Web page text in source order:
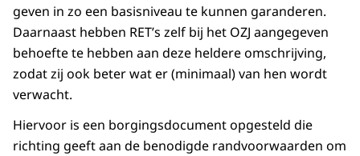
geven in zo een basisniveau te kunnen garanderen.
Daarnaast hebben RET’s zelf bij het OZJ aangegeven
behoefte te hebben aan deze heldere omschrijving,
zodat zij ook beter wat er (minimaal) van hen wordt
verwacht.
Hiervoor is een borgingsdocument opgesteld die
richting geeft aan de benodigde randvoorwaarden om